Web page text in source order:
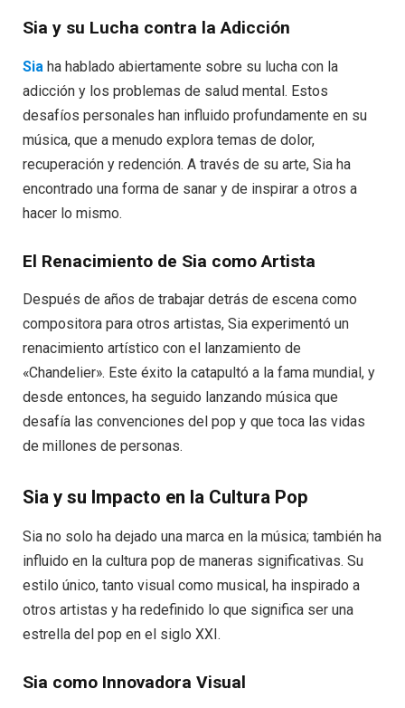
Sia y su Lucha contra la Adicción
Sia ha hablado abiertamente sobre su lucha con la
adicción y los problemas de salud mental. Estos
desafíos personales han influido profundamente en su
música, que a menudo explora temas de dolor,
recuperación y redención. A través de su arte, Sia ha
encontrado una forma de sanar y de inspirar a otros a
hacer lo mismo.
El Renacimiento de Sia como Artista
Después de años de trabajar detrás de escena como
compositora para otros artistas, Sia experimentó un
renacimiento artístico con el lanzamiento de
«Chandelier». Este éxito la catapultó a la fama mundial, y
desde entonces, ha seguido lanzando música que
desafía las convenciones del pop y que toca las vidas
de millones de personas.
Sia y su Impacto en la Cultura Pop
Sia no solo ha dejado una marca en la música; también ha
influido en la cultura pop de maneras significativas. Su
estilo único, tanto visual como musical, ha inspirado a
otros artistas y ha redefinido lo que significa ser una
estrella del pop en el siglo XXI.
Sia como Innovadora Visual